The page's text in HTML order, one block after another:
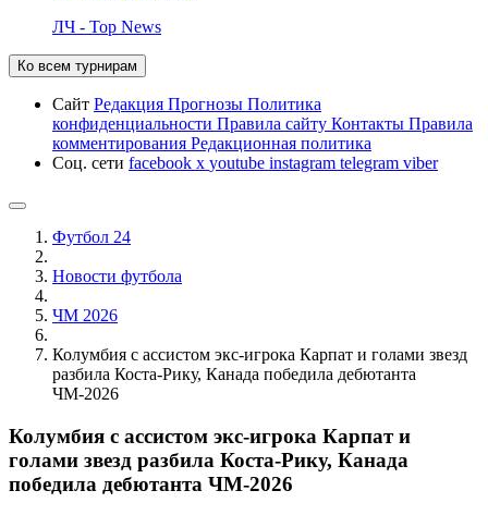
ЛЧ - Top News
Ко всем турнирам
Сайт Редакция Прогнозы Политика
конфиденциальности Правила сайту Контакты Правила
комментирования Редакционная политика
Соц. сети facebook x youtube instagram telegram viber
Футбол 24
Новости футбола
ЧМ 2026
Колумбия с ассистом экс-игрока Карпат и голами звезд
разбила Коста-Рику, Канада победила дебютанта
ЧМ-2026
Колумбия с ассистом экс-игрока Карпат и
голами звезд разбила Коста-Рику, Канада
победила дебютанта ЧМ-2026